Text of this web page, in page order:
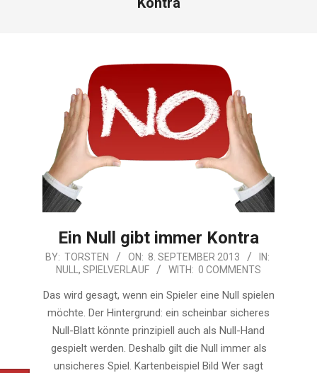
Ein Null gibt immer Kontra
2013-
09-
08
BY: TORSTEN ON: 8. SEPTEMBER 2013
IN:
NULL , SPIELVERLAUF WITH: 0 COMMENTS
Das wird gesagt, wenn ein Spieler eine Null spielen
möchte. Der Hintergrund: ein scheinbar sicheres
Null-Blatt könnte prinzipiell auch als Null-Hand
gespielt werden. Deshalb gilt die Null immer als
unsicheres Spiel. Kartenbeispiel Bild Wer sagt